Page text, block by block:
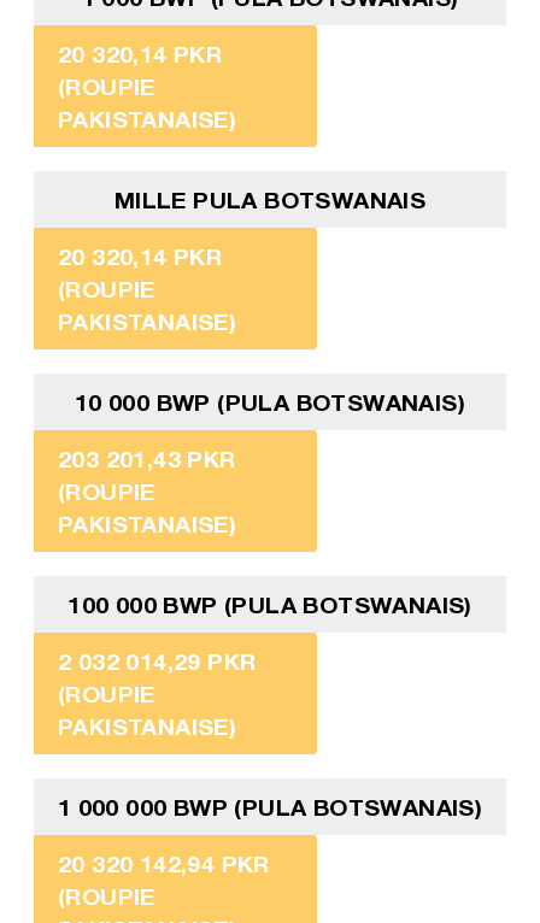
20 320,14 PKR
(ROUPIE
PAKISTANAISE)
MILLE PULA BOTSWANAIS
20 320,14 PKR
(ROUPIE
PAKISTANAISE)
10 000 BWP (PULA BOTSWANAIS)
203 201,43 PKR
(ROUPIE
PAKISTANAISE)
100 000 BWP (PULA BOTSWANAIS)
2 032 014,29 PKR
(ROUPIE
PAKISTANAISE)
1 000 000 BWP (PULA BOTSWANAIS)
20 320 142,94 PKR
(ROUPIE